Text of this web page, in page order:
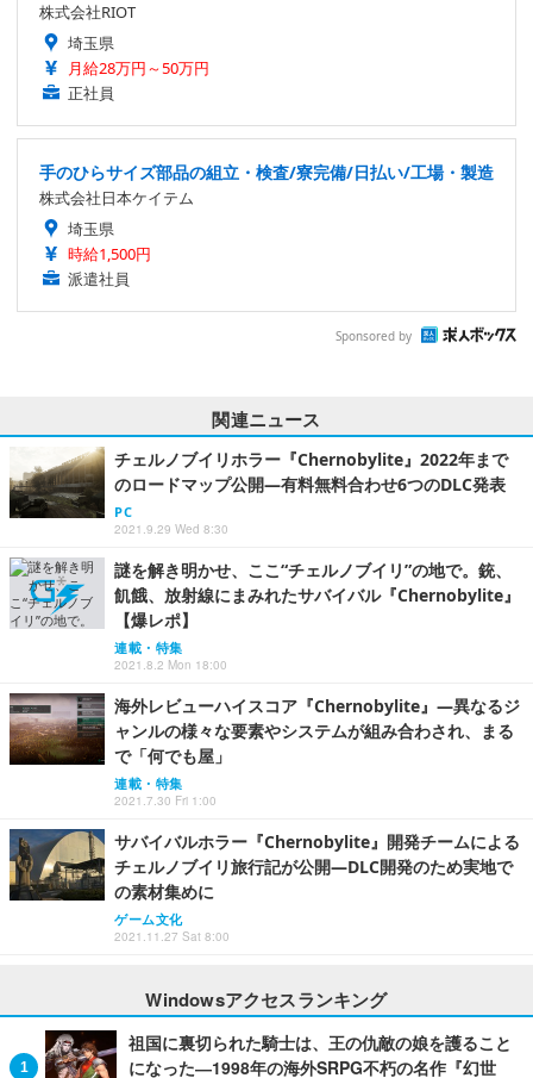
株式会社RIOT
埼玉県
月給28万円～50万円
正社員
手のひらサイズ部品の組立・検査/寮完備/日払い/工場・製造
株式会社日本ケイテム
埼玉県
時給1,500円
派遣社員
Sponsored by
関連ニュース
チェルノブイリホラー『Chernobylite』2022年まで
のロードマップ公開―有料無料合わせ6つのDLC発表
PC
2021.9.29 Wed 8:30
謎を解き明かせ、ここ“チェルノブイリ”の地で。銃、
飢餓、放射線にまみれたサバイバル『Chernobylite』
【爆レポ】
連載・特集
2021.8.2 Mon 18:00
海外レビューハイスコア『Chernobylite』―異なるジ
ャンルの様々な要素やシステムが組み合わされ、まる
で「何でも屋」
連載・特集
2021.7.30 Fri 1:00
サバイバルホラー『Chernobylite』開発チームによる
チェルノブイリ旅行記が公開―DLC開発のため実地で
の素材集めに
ゲーム文化
2021.11.27 Sat 8:00
Windowsアクセスランキング
祖国に裏切られた騎士は、王の仇敵の娘を護ること
になった―1998年の海外SRPG不朽の名作『幻世